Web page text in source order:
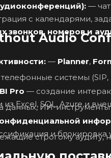
звонков, номеров и
— Planner,
Pro — создание
с данными из Excel, SQL,
и блокировка
Audio
системы
ИИ-
строгому аудиту,